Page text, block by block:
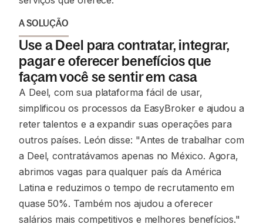
A SOLUÇÃO
Use a Deel para contratar, integrar,
pagar e oferecer benefícios que
façam você se sentir em casa
A Deel, com sua plataforma fácil de usar,
simplificou os processos da EasyBroker e ajudou a
reter talentos e a expandir suas operações para
outros países. León disse: "Antes de trabalhar com
a Deel, contratávamos apenas no México. Agora,
abrimos vagas para qualquer país da América
Latina e reduzimos o tempo de recrutamento em
quase 50%. Também nos ajudou a oferecer
salários mais competitivos e melhores benefícios."